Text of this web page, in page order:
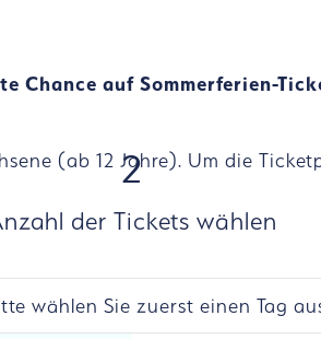
Chance auf Sommerferien-
(ab 12 Jahre). Um die
2
der Tickets wählen
wählen Sie zuerst einen Tag